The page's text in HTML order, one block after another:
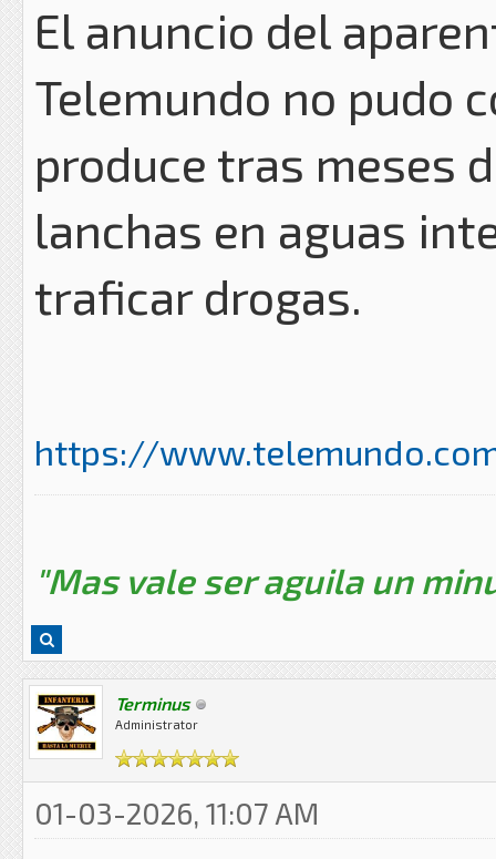
El anuncio del
Telemundo no pudo
produce tras meses
lanchas en aguas
traficar drogas.
https://
"Mas vale ser aguila un
Terminus
Administrator
01-03-2026, 11:07 AM